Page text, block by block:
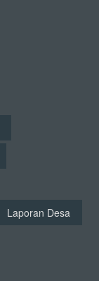
Laporan Desa